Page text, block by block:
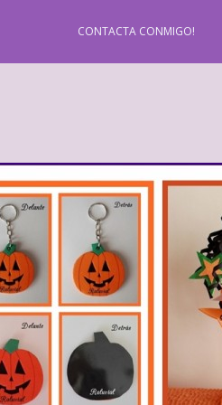
CONTACTA CONMIGO!